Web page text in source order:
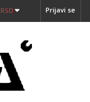
Prijavi se
RSD